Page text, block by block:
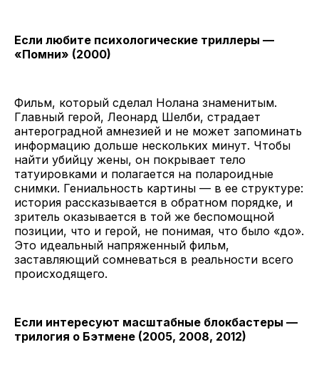
Если любите психологические триллеры —
«Помни» (2000)
Фильм, который сделал Нолана знаменитым.
Главный герой, Леонард Шелби, страдает
антероградной амнезией и не может запоминать
информацию дольше нескольких минут. Чтобы
найти убийцу жены, он покрывает тело
татуировками и полагается на полароидные
снимки. Гениальность картины — в ее структуре:
история рассказывается в обратном порядке, и
зритель оказывается в той же беспомощной
позиции, что и герой, не понимая, что было «до».
Это идеальный напряженный фильм,
заставляющий сомневаться в реальности всего
происходящего.
Если интересуют масштабные блокбастеры —
трилогия о Бэтмене (2005, 2008, 2012)